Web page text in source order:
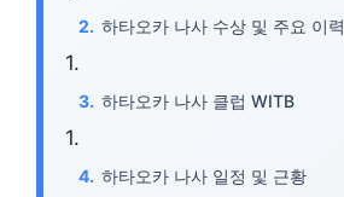
하타오카 나사 수상 및 주요 이력
하타오카 나사 클럽 WITB
하타오카 나사 일정 및 근황